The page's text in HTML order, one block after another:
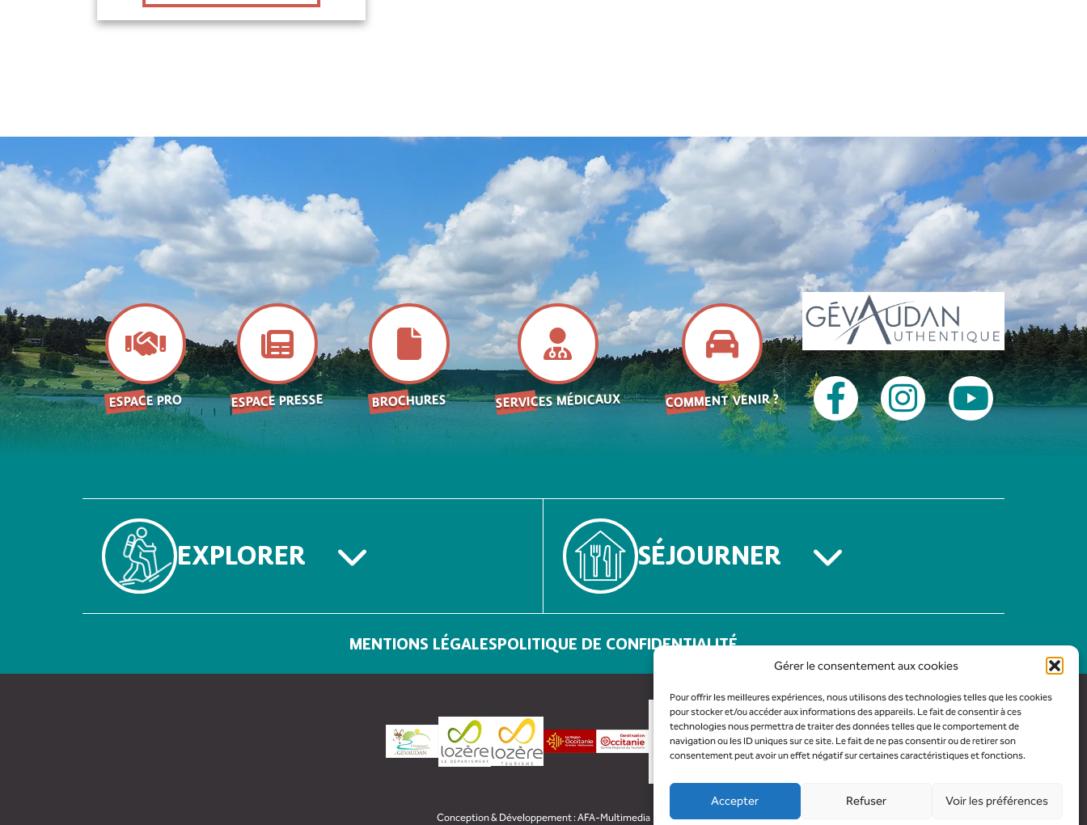
Gérer le consentement aux cookies
Pour offrir les meilleures expériences, nous utilisons des technologies telles que les cookies
pour stocker et/ou accéder aux informations des appareils. Le fait de consentir à ces
technologies nous permettra de traiter des données telles que le comportement de
navigation ou les ID uniques sur ce site. Le fait de ne pas consentir ou de retirer son
consentement peut avoir un effet négatif sur certaines caractéristiques et fonctions.
Accepter Refuser Voir les préférences
ESPACE PRO ESPACE PRESSE BROCHURES SERVICES MÉDICAUX COMMENT VENIR ?
EXPLORER SÉJOURNER
MENTIONS LÉGALESPOLITIQUE DE CONFIDENTIALITÉ
Conception & Développement :AFA-Multimedia